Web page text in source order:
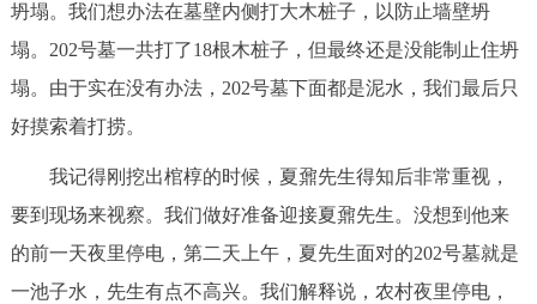
坍塌。我们想办法在墓壁内侧打大木桩子，以防止墙壁坍
塌。202号墓一共打了18根木桩子，但最终还是没能制止住坍
塌。由于实在没有办法，202号墓下面都是泥水，我们最后只
好摸索着打捞。
我记得刚挖出棺椁的时候，夏鼐先生得知后非常重视，
要到现场来视察。我们做好准备迎接夏鼐先生。没想到他来
的前一天夜里停电，第二天上午，夏先生面对的202号墓就是
一池子水，先生有点不高兴。我们解释说，农村夜里停电，